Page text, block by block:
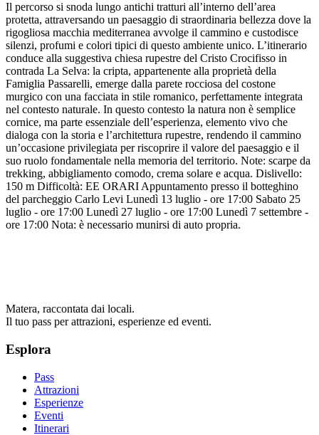
Il percorso si snoda lungo antichi tratturi all’interno dell’area
protetta, attraversando un paesaggio di straordinaria bellezza dove la
rigogliosa macchia mediterranea avvolge il cammino e custodisce
silenzi, profumi e colori tipici di questo ambiente unico. L’itinerario
conduce alla suggestiva chiesa rupestre del Cristo Crocifisso in
contrada La Selva: la cripta, appartenente alla proprietà della
Famiglia Passarelli, emerge dalla parete rocciosa del costone
murgico con una facciata in stile romanico, perfettamente integrata
nel contesto naturale. In questo contesto la natura non è semplice
cornice, ma parte essenziale dell’esperienza, elemento vivo che
dialoga con la storia e l’architettura rupestre, rendendo il cammino
un’occasione privilegiata per riscoprire il valore del paesaggio e il
suo ruolo fondamentale nella memoria del territorio. Note: scarpe da
trekking, abbigliamento comodo, crema solare e acqua. Dislivello:
150 m Difficoltà: EE ORARI Appuntamento presso il botteghino
del parcheggio Carlo Levi Lunedì 13 luglio - ore 17:00 Sabato 25
luglio - ore 17:00 Lunedì 27 luglio - ore 17:00 Lunedì 7 settembre -
ore 17:00 Nota: è necessario munirsi di auto propria.
Matera, raccontata dai locali.
Il tuo pass per attrazioni, esperienze ed eventi.
Esplora
Pass
Attrazioni
Esperienze
Eventi
Itinerari